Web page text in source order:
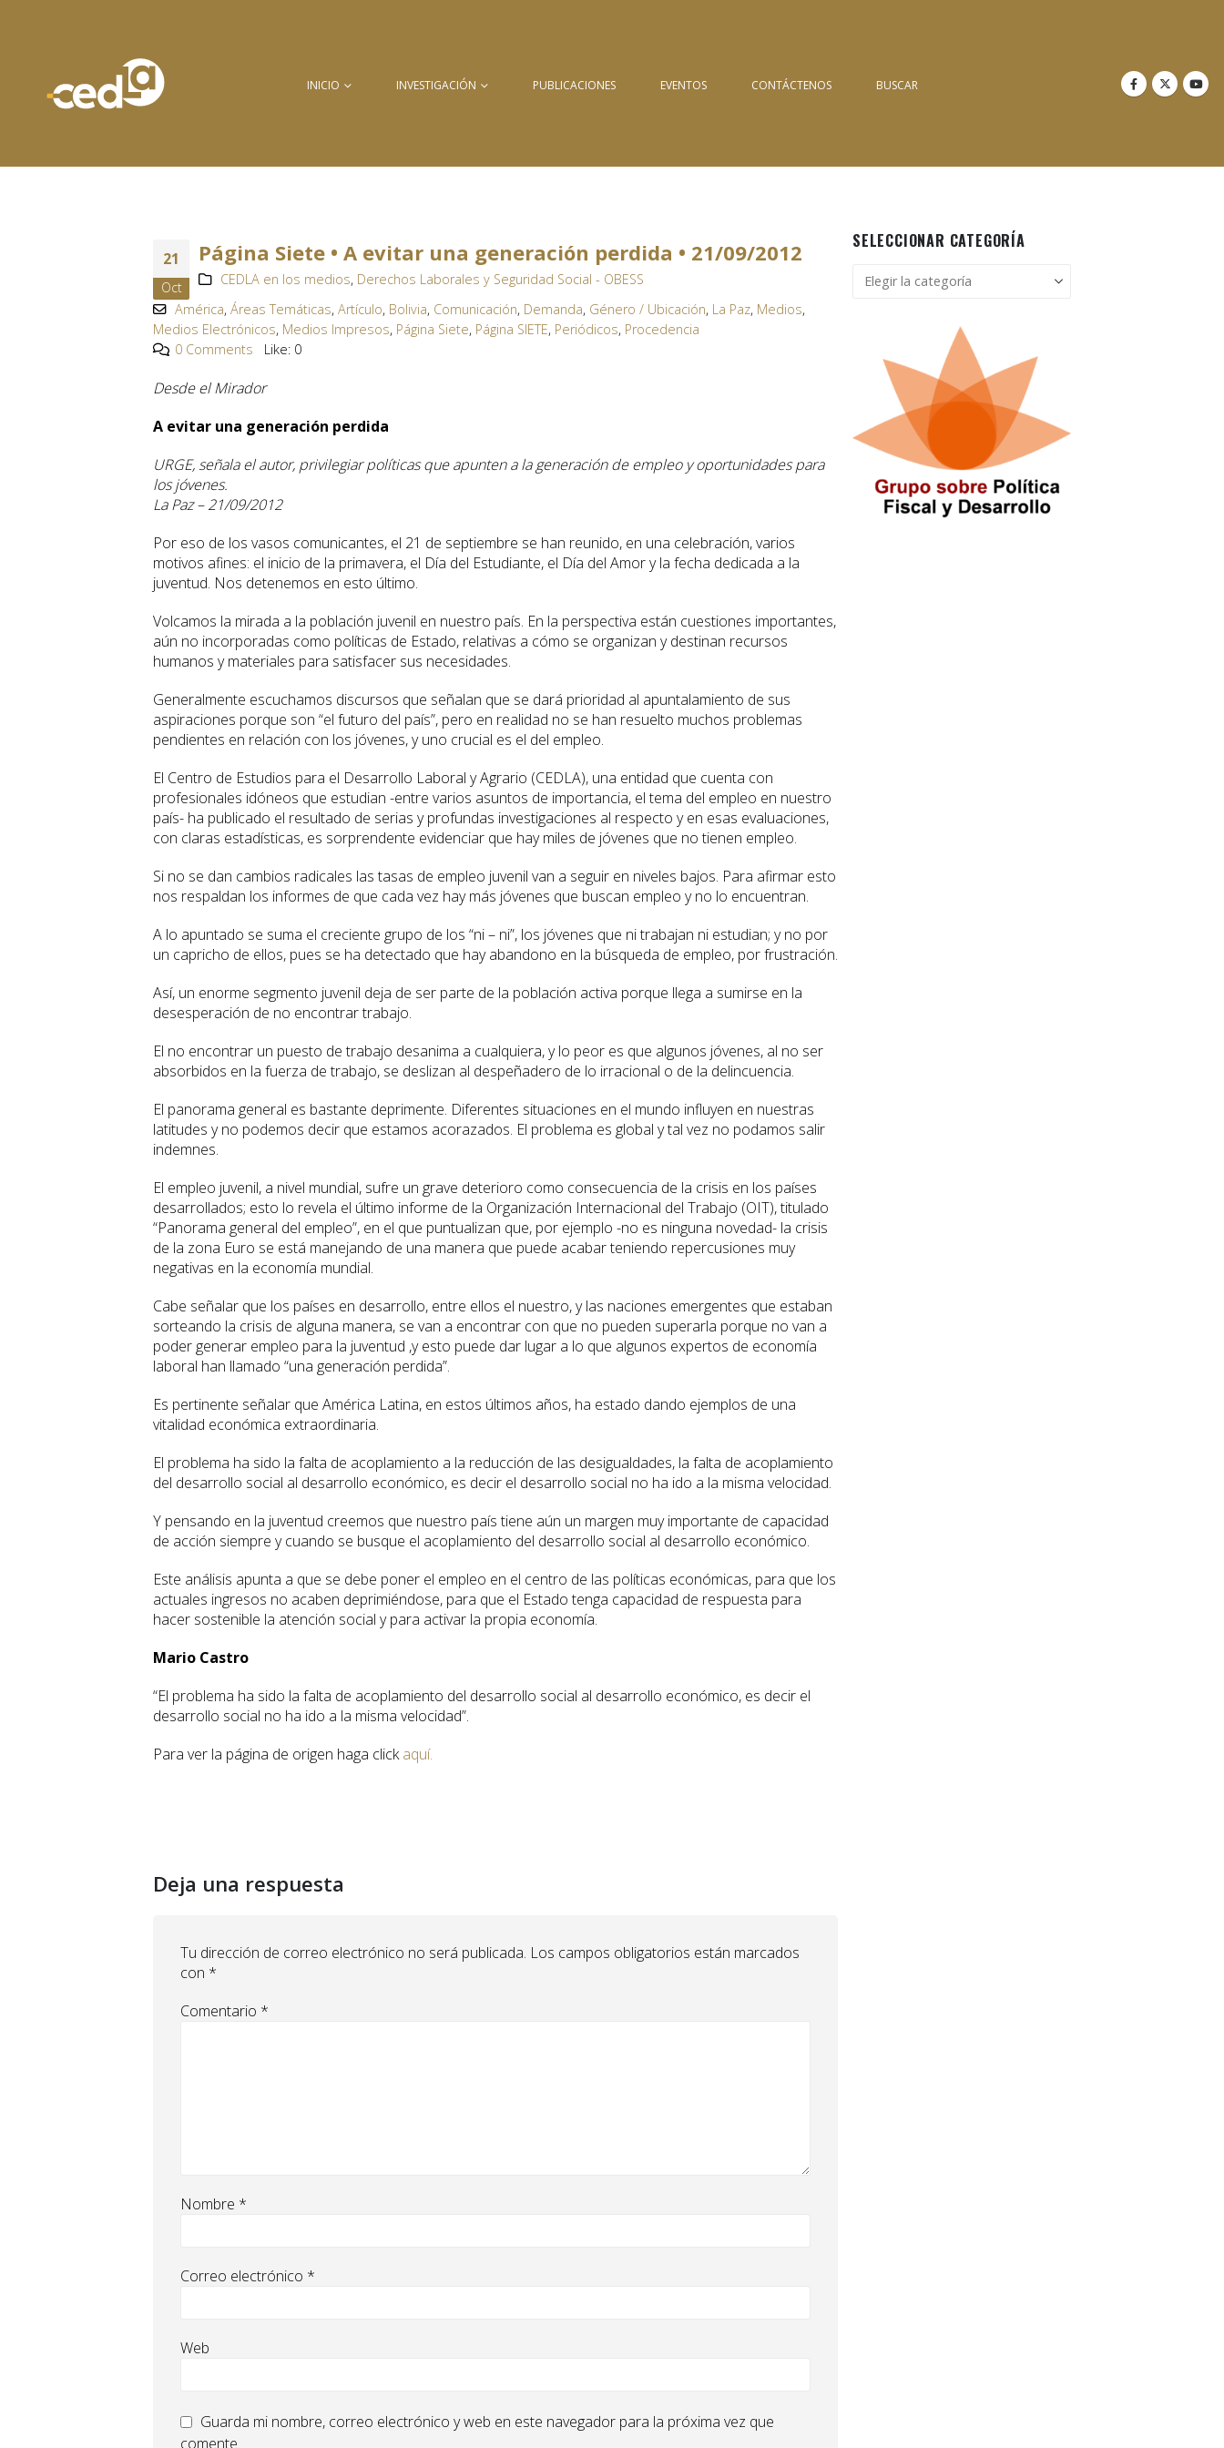
INICIO INVESTIGACIÓN PUBLICACIONES EVENTOS CONTÁCTENOS BUSCAR
21
Oct
Página Siete • A evitar una generación perdida • 21/09/2012
CEDLA en los medios, Derechos Laborales y Seguridad Social - OBESS
América,Áreas Temáticas,Artículo, Bolivia, Comunicación, Demanda, Género / Ubicación, La Paz, Medios,
Medios Electrónicos, Medios Impresos, Página Siete, Página SIETE, Periódicos, Procedencia
0 Comments
Like: 0
Desde el Mirador
A evitar una generación perdida
URGE, señala el autor, privilegiar políticas que apunten a la generación de empleo y oportunidades para
los jóvenes.
La Paz – 21/09/2012
Por eso de los vasos comunicantes, el 21 de septiembre se han reunido, en una celebración, varios
motivos afines: el inicio de la primavera, el Día del Estudiante, el Día del Amor y la fecha dedicada a la
juventud. Nos detenemos en esto último.
Volcamos la mirada a la población juvenil en nuestro país. En la perspectiva están cuestiones importantes,
aún no incorporadas como políticas de Estado, relativas a cómo se organizan y destinan recursos
humanos y materiales para satisfacer sus necesidades.
Generalmente escuchamos discursos que señalan que se dará prioridad al apuntalamiento de sus
aspiraciones porque son “el futuro del país”, pero en realidad no se han resuelto muchos problemas
pendientes en relación con los jóvenes, y uno crucial es el del empleo.
El Centro de Estudios para el Desarrollo Laboral y Agrario (CEDLA), una entidad que cuenta con
profesionales idóneos que estudian -entre varios asuntos de importancia, el tema del empleo en nuestro
país- ha publicado el resultado de serias y profundas investigaciones al respecto y en esas evaluaciones,
con claras estadísticas, es sorprendente evidenciar que hay miles de jóvenes que no tienen empleo.
Si no se dan cambios radicales las tasas de empleo juvenil van a seguir en niveles bajos. Para afirmar esto
nos respaldan los informes de que cada vez hay más jóvenes que buscan empleo y no lo encuentran.
A lo apuntado se suma el creciente grupo de los “ni – ni”, los jóvenes que ni trabajan ni estudian; y no por
un capricho de ellos, pues se ha detectado que hay abandono en la búsqueda de empleo, por frustración.
Así, un enorme segmento juvenil deja de ser parte de la población activa porque llega a sumirse en la
desesperación de no encontrar trabajo.
El no encontrar un puesto de trabajo desanima a cualquiera, y lo peor es que algunos jóvenes, al no ser
absorbidos en la fuerza de trabajo, se deslizan al despeñadero de lo irracional o de la delincuencia.
El panorama general es bastante deprimente. Diferentes situaciones en el mundo influyen en nuestras
latitudes y no podemos decir que estamos acorazados. El problema es global y tal vez no podamos salir
indemnes.
El empleo juvenil, a nivel mundial, sufre un grave deterioro como consecuencia de la crisis en los países
desarrollados; esto lo revela el último informe de la Organización Internacional del Trabajo (OIT), titulado
“Panorama general del empleo”, en el que puntualizan que, por ejemplo -no es ninguna novedad- la crisis
de la zona Euro se está manejando de una manera que puede acabar teniendo repercusiones muy
negativas en la economía mundial.
Cabe señalar que los países en desarrollo, entre ellos el nuestro, y las naciones emergentes que estaban
sorteando la crisis de alguna manera, se van a encontrar con que no pueden superarla porque no van a
poder generar empleo para la juventud ,y esto puede dar lugar a lo que algunos expertos de economía
laboral han llamado “una generación perdida”.
Es pertinente señalar que América Latina, en estos últimos años, ha estado dando ejemplos de una
vitalidad económica extraordinaria.
El problema ha sido la falta de acoplamiento a la reducción de las desigualdades, la falta de acoplamiento
del desarrollo social al desarrollo económico, es decir el desarrollo social no ha ido a la misma velocidad.
Y pensando en la juventud creemos que nuestro país tiene aún un margen muy importante de capacidad
de acción siempre y cuando se busque el acoplamiento del desarrollo social al desarrollo económico.
Este análisis apunta a que se debe poner el empleo en el centro de las políticas económicas, para que los
actuales ingresos no acaben deprimiéndose, para que el Estado tenga capacidad de respuesta para
hacer sostenible la atención social y para activar la propia economía.
Mario Castro
“El problema ha sido la falta de acoplamiento del desarrollo social al desarrollo económico, es decir el
desarrollo social no ha ido a la misma velocidad”.
Para ver la página de origen haga clickaquí.
Deja una respuesta
Tu dirección de correo electrónico no será publicada. Los campos obligatorios están marcados
con *
Comentario *
Nombre *
Correo electrónico *
Web
Guarda mi nombre, correo electrónico y web en este navegador para la próxima vez que
comente.
SELECCIONAR CATEGORÍA
Seleccionar
categoría